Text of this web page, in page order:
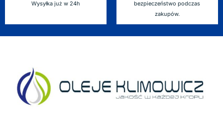
Wysyłka już w 24h
bezpieczeństwo podczas
zakupów.